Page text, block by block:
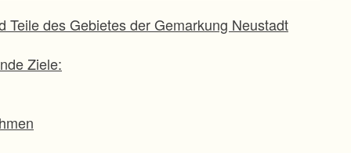
des Gebietes der Gemarkung Neustadt
Ziele: